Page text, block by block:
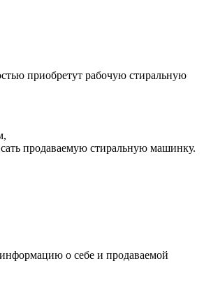
приобретут рабочую стиральную
продаваемую стиральную машинку.
о себе и продаваемой